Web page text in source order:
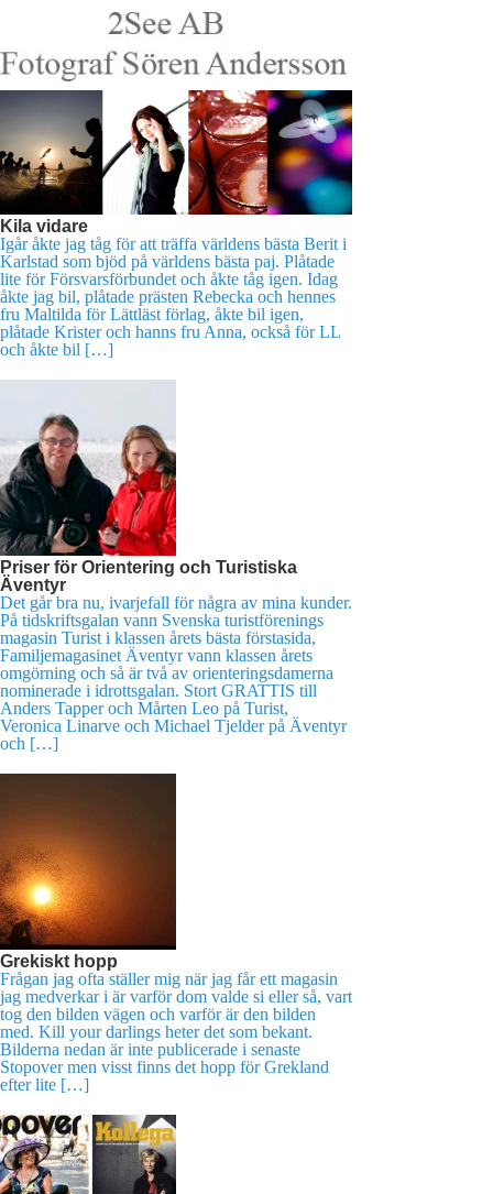
Kila vidare
Igår åkte jag tåg för att träffa världens bästa Berit i
Karlstad som bjöd på världens bästa paj. Plåtade
lite för Försvarsförbundet och åkte tåg igen. Idag
åkte jag bil, plåtade prästen Rebecka och hennes
fru Maltilda för Lättläst förlag, åkte bil igen,
plåtade Krister och hanns fru Anna, också för LL
och åkte bil […]
Priser för Orientering och Turistiska
Äventyr
Det går bra nu, ivarjefall för några av mina kunder.
På tidskriftsgalan vann Svenska turistförenings
magasin Turist i klassen årets bästa förstasida,
Familjemagasinet Äventyr vann klassen årets
omgörning och så är två av orienteringsdamerna
nominerade i idrottsgalan. Stort GRATTIS till
Anders Tapper och Mårten Leo på Turist,
Veronica Linarve och Michael Tjelder på Äventyr
och […]
Grekiskt hopp
Frågan jag ofta ställer mig när jag får ett magasin
jag medverkar i är varför dom valde si eller så, vart
tog den bilden vägen och varför är den bilden
med. Kill your darlings heter det som bekant.
Bilderna nedan är inte publicerade i senaste
Stopover men visst finns det hopp för Grekland
efter lite […]